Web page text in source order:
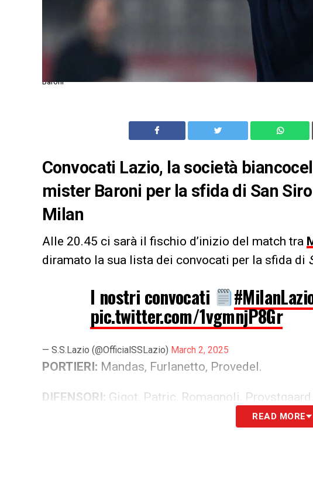
Baroni
Convocati Lazio, la società
mister Baroni per la sfida di San
Milan
Alle 20.45 ci sarà il fischio d’inizio del match tra
diramato la sua lista dei convocati per la sfida di
I nostri convocati
pic.twitter.com/1vgmnjP8Gr
— S.S.Lazio (@OfficialSSLazio) March 2, 2025
PORTIERI: Mandas, Furlanetto, Provedel.
DIFENSORI: Gigot, Patric, Romagnoli,
Vecino, Rovella, Guendouzi,
READ MORE